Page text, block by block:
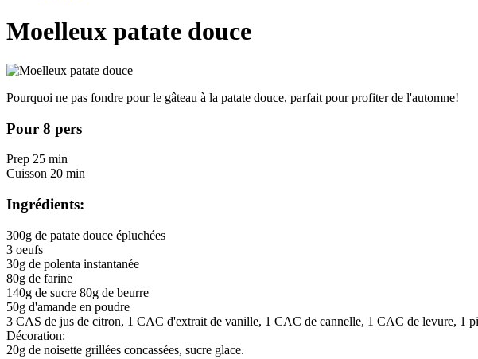
Moelleux patate douce
Pourquoi ne pas fondre pour le gâteau à la patate douce, parfait pour profiter de l'automne!
Pour 8 pers
Prep 25 min
Cuisson 20 min
Ingrédients:
300g de patate douce épluchées
3 oeufs
30g de polenta instantanée
80g de farine
140g de sucre 80g de beurre
50g d'amande en poudre
3 CAS de jus de citron, 1 CAC d'extrait de vanille, 1 CAC de cannelle, 1 CAC de levure, 1
Décoration:
20g de noisette grillées concassées, sucre glace.